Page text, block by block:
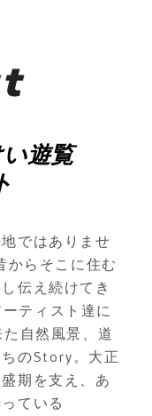
遊覧
ではありませ
からそこに住む
伝え続けてき
ティスト達に
自然風景、道
のStory。大正
期を支え、あ
ている